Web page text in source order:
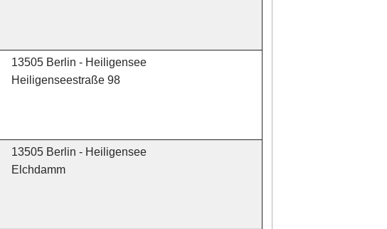
13505 Berlin - Heiligensee
Heiligenseestraße 98
13505 Berlin - Heiligensee
Elchdamm